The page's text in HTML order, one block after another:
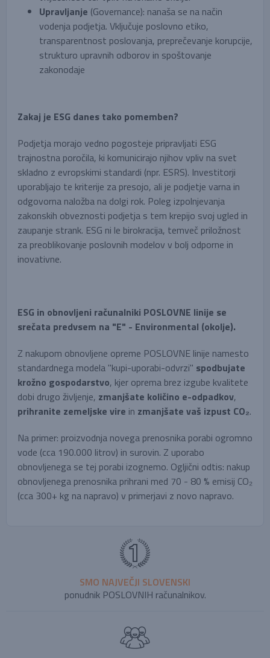
Upravljanje (Governance): nanaša se na način
vodenja podjetja. Vključuje poslovno etiko,
transparentnost poslovanja, preprečevanje korupcije,
strukturo upravnih odborov in spoštovanje
zakonodaje
Zakaj je ESG danes tako pomemben?
Podjetja morajo vedno pogosteje pripravljati ESG
trajnostna poročila, ki komunicirajo njihov vpliv na svet
skladno z evropskimi standardi (npr. ESRS). Investitorji
uporabljajo te kriterije za presojo, ali je podjetje varna in
odgovorna naložba na dolgi rok. Poleg izpolnjevanja
zakonskih obveznosti podjetja s tem krepijo svoj ugled in
zaupanje strank. ESG ni le birokracija, temveč priložnost
za preoblikovanje poslovnih modelov v bolj odporne in
inovativne.
ESG in obnovljeni računalniki POSLOVNE linije se
srečata predvsem na "E" - Environmental (okolje).
Z nakupom obnovljene opreme POSLOVNE linije namesto
standardnega modela "kupi-uporabi-odvrzi" spodbujate
krožno gospodarstvo, kjer oprema brez izgube kvalitete
dobi drugo življenje, zmanjšate količino e-odpadkov,
prihranite zemeljske vire in zmanjšate vaš izpust CO₂.
Na primer: proizvodnja novega prenosnika porabi ogromno
vode (cca 190.000 litrov) in surovin. Z uporabo
obnovljenega se tej porabi izognemo. Ogljični odtis: nakup
obnovljenega prenosnika prihrani med 70 - 80 % emisij CO₂
(cca 300+ kg na napravo) v primerjavi z novo napravo.
SMO NAJVEČJI SLOVENSKI
ponudnik POSLOVNIH računalnikov.